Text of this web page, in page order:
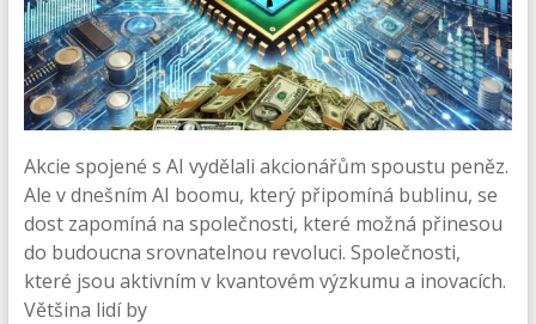
Akcie spojené s AI vydělali akcionářům spoustu peněz.
Ale v dnešním AI boomu, který připomíná bublinu, se
dost zapomíná na společnosti, které možná přinesou
do budoucna srovnatelnou revoluci. Společnosti,
které jsou aktivním v kvantovém výzkumu a inovacích.
Většina lidí by